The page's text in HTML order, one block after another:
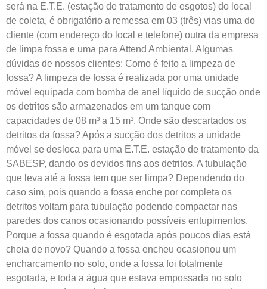
será na E.T.E. (estação de tratamento de esgotos) do local
de coleta, é obrigatório a remessa em 03 (três) vias uma do
cliente (com endereço do local e telefone) outra da empresa
de limpa fossa e uma para Attend Ambiental. Algumas
dúvidas de nossos clientes: Como é feito a limpeza de
fossa? A limpeza de fossa é realizada por uma unidade
móvel equipada com bomba de anel líquido de sucção onde
os detritos são armazenados em um tanque com
capacidades de 08 m³ a 15 m³. Onde são descartados os
detritos da fossa? Após a sucção dos detritos a unidade
móvel se desloca para uma E.T.E. estação de tratamento da
SABESP, dando os devidos fins aos detritos. A tubulação
que leva até a fossa tem que ser limpa? Dependendo do
caso sim, pois quando a fossa enche por completa os
detritos voltam para tubulação podendo compactar nas
paredes dos canos ocasionando possíveis entupimentos.
Porque a fossa quando é esgotada após poucos dias está
cheia de novo? Quando a fossa encheu ocasionou um
encharcamento no solo, onde a fossa foi totalmente
esgotada, e toda a água que estava empossada no solo